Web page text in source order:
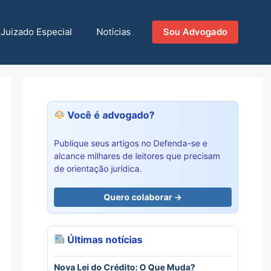
Juizado Especial Notícias Sou Advogado
Você é advogado?
Publique seus artigos no Defenda-se e
alcance milhares de leitores que precisam
de orientação jurídica.
Quero colaborar →
Últimas notícias
Nova Lei do Crédito: O Que Muda?